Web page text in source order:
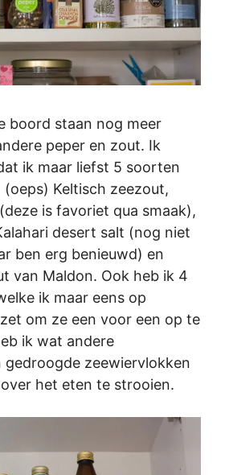
boord staan nog meer
peper en zout. Ik
ik maar liefst 5 soorten
Keltisch zeezout,
is favoriet qua smaak),
desert salt (nog niet
ben erg benieuwd) en
van Maldon. Ook heb ik 4
ik maar eens op
om ze een voor een op te
ik wat andere
gedroogde zeewiervlokken
het eten te strooien.